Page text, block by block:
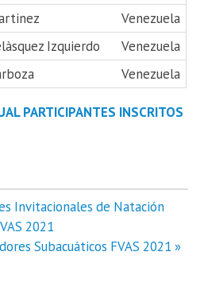
Venezuela
Izquierdo
Venezuela
Venezuela
PARTICIPANTES INSCRITOS
Invitacionales de Natación
2021
Subacuáticos FVAS 2021 »